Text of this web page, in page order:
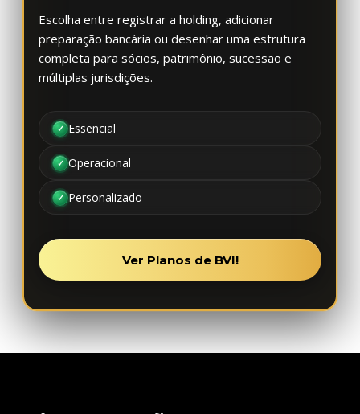
Escolha entre registrar a holding, adicionar
preparação bancária ou desenhar uma estrutura
completa para sócios, patrimônio, sucessão e
múltiplas jurisdições.
Essencial
Operacional
Personalizado
Ver Planos de BVI!